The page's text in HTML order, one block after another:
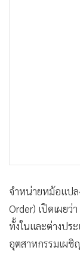
จำหน่ายหม้อแปล
Order) เปิดเผย
ทั้งในและต่างปร
อุตสาหกรรมเผ